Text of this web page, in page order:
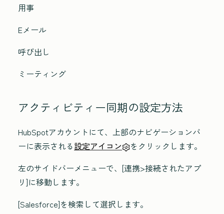
用事
Eメール
呼び出し
ミーティング
アクティビティー同期の設定方法
HubSpotアカウントにて、上部のナビゲーションバ
ーに表示される設定アイコン
をクリックします。
左のサイドバーメニューで、[連携>接続されたアプ
リ ]に移動します。
[Salesforce]を検索して選択します。